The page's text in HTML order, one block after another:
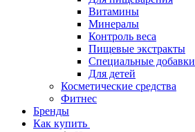
Витамины
Минералы
Контроль веса
Пищевые экстракты
Специальные добавки
Для детей
Косметические средства
Фитнес
Бренды
Как купить